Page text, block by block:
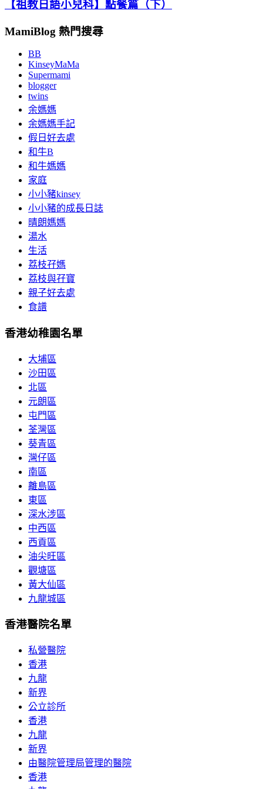
【祖教日語小兒科】點餐篇（下）
MamiBlog 熱門搜尋
BB
KinseyMaMa
Supermami
blogger
twins
余媽媽
余媽媽手記
假日好去處
和牛B
和牛媽媽
家庭
小小豬kinsey
小小豬的成長日誌
晴朗媽媽
湯水
生活
荔枝孖媽
荔枝與孖寶
親子好去處
食譜
香港幼稚園名單
大埔區
沙田區
北區
元朗區
屯門區
荃灣區
葵青區
灣仔區
南區
離島區
東區
深水涉區
中西區
西貢區
油尖旺區
觀塘區
黃大仙區
九龍城區
香港醫院名單
私營醫院
香港
九龍
新界
公立診所
香港
九龍
新界
由醫院管理局管理的醫院
香港